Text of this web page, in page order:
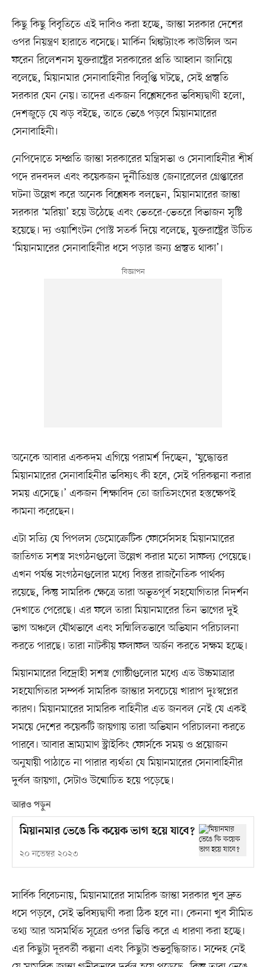
কিছু কিছু বিবৃতিতে এই দাবিও করা হচ্ছে, জান্তা সরকার দেশের
ওপর নিয়ন্ত্রণ হারাতে বসেছে। মার্কিন থিঙ্কট্যাংক কাউন্সিল অন
ফরেন রিলেশনস যুক্তরাষ্ট্রের সরকারের প্রতি আহ্বান জানিয়ে
বলেছে, মিয়ানমার সেনাবাহিনীর বিলুপ্তি ঘটছে, সেই প্রস্তুতি
সরকার যেন নেয়। তাদের একজন বিশ্লেষকের ভবিষ্যদ্বাণী হলো,
দেশজুড়ে যে ঝড় বইছে, তাতে ভেঙে পড়বে মিয়ানমারের
সেনাবাহিনী।
নেপিদোতে সম্প্রতি জান্তা সরকারের মন্ত্রিসভা ও সেনাবাহিনীর শীর্ষ
পদে রদবদল এবং কয়েকজন দুর্নীতিগ্রস্ত জেনারেলের গ্রেপ্তারের
ঘটনা উল্লেখ করে অনেক বিশ্লেষক বলছেন, মিয়ানমারের জান্তা
সরকার ‘মরিয়া’ হয়ে উঠেছে এবং ভেতরে-ভেতরে বিভাজন সৃষ্টি
হয়েছে। দ্য ওয়াশিংটন পোস্ট সতর্ক দিয়ে বলেছে, যুক্তরাষ্ট্রের উচিত
‘মিয়ানমারের সেনাবাহিনীর ধসে পড়ার জন্য প্রস্তুত থাকা’।
অনেকে আবার এককদম এগিয়ে পরামর্শ দিচ্ছেন, ‘যুদ্ধোত্তর
মিয়ানমারের সেনাবাহিনীর ভবিষ্যৎ কী হবে, সেই পরিকল্পনা করার
সময় এসেছে।’ একজন শিক্ষাবিদ তো জাতিসংঘের হস্তক্ষেপই
কামনা করেছেন।
এটা সত্যি যে পিপলস ডেমোক্রেটিক ফোর্সেসসহ মিয়ানমারের
জাতিগত সশস্ত্র সংগঠনগুলো উল্লেখ করার মতো সাফল্য পেয়েছে।
এখন পর্যন্ত সংগঠনগুলোর মধ্যে বিস্তর রাজনৈতিক পার্থক্য
রয়েছে, কিন্তু সামরিক ক্ষেত্রে তারা অভূতপূর্ব সহযোগিতার নিদর্শন
দেখাতে পেরেছে। এর ফলে তারা মিয়ানমারের তিন ভাগের দুই
ভাগ অঞ্চলে যৌথভাবে এবং সম্মিলিতভাবে অভিযান পরিচালনা
করতে পারছে। তারা নাটকীয় ফলাফল অর্জন করতে সক্ষম হচ্ছে।
মিয়ানমারের বিদ্রোহী সশস্ত্র গোষ্ঠীগুলোর মধ্যে এত উচ্চমাত্রার
সহযোগিতার সম্পর্ক সামরিক জান্তার সবচেয়ে খারাপ দুঃস্বপ্নের
কারণ। মিয়ানমারের সামরিক বাহিনীর এত জনবল নেই যে একই
সময়ে দেশের কয়েকটি জায়গায় তারা অভিযান পরিচালনা করতে
পারবে। আবার ভ্রাম্যমাণ স্ট্রাইকিং ফোর্সকে সময় ও প্রয়োজন
অনুযায়ী পাঠাতে না পারার ব্যর্থতা যে মিয়ানমারের সেনাবাহিনীর
দুর্বল জায়গা, সেটাও উন্মোচিত হয়ে পড়েছে।
আরও পড়ুন
মিয়ানমার ভেঙে কি কয়েক ভাগ হয়ে যাবে?
২০ নভেম্বর ২০২৩
সার্বিক বিবেচনায়, মিয়ানমারের সামরিক জান্তা সরকার খুব দ্রুত
ধসে পড়বে, সেই ভবিষ্যদ্বাণী করা ঠিক হবে না। কেননা খুব সীমিত
তথ্য আর অসমর্থিত সূত্রের ওপর ভিত্তি করে এ ধারণা করা হচ্ছে।
এর কিছুটা দূরবর্তী কল্পনা এবং কিছুটা শুভবুদ্ধিজাত। সন্দেহ নেই